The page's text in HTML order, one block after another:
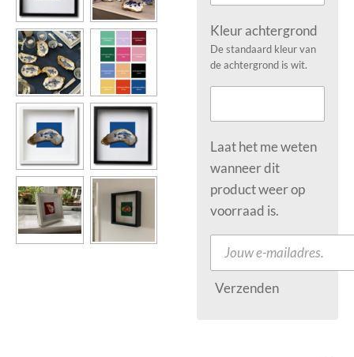
Kleur achtergrond
De standaard kleur van
de achtergrond is wit.
Laat het me weten
wanneer dit
product weer op
voorraad is.
Verzenden